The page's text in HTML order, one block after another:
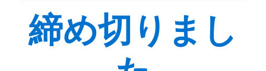
締め切りまし